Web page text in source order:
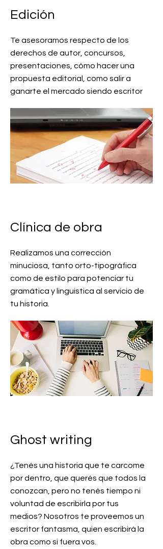
Edición
Te asesoramos respecto de los
derechos de autor, concursos,
presentaciones, cómo hacer una
propuesta editorial, como salir a
ganarte el mercado siendo escritor
Clínica de obra
Realizamos una corrección
minuciosa, tanto orto-tipográfica
como de estilo para potenciar tu
gramática y linguistica al servicio de
tu historia.
Ghost writing
¿Tenés una historia que te carcome
por dentro, que querés que todos la
conozcan, pero no tenés tiempo ni
voluntad de escribirla por tus
medios? Nosotros te proveemos un
escritor fantasma, quien escribirá la
obra como si fuera vos.